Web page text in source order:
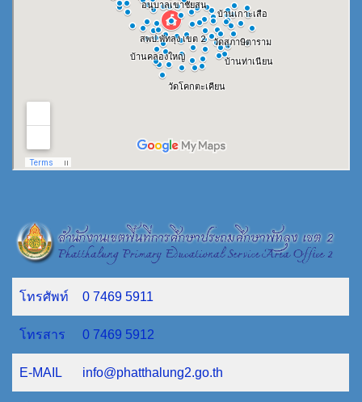
โทรศัพท์ 0 7469 5911
โทรสาร 0 7469 5912
E-MAIL info@phatthalung2.go.th